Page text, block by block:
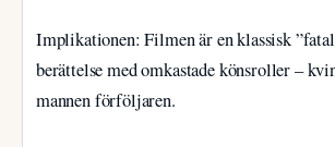
Implikationen: Filmen är en klassisk
berättelse med omkastade könsroller –
mannen förföljaren.